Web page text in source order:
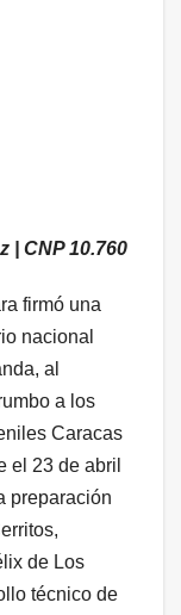
| CNP 10.760
firmó una
nacional
al
a los
Caracas
el 23 de abril
preparación
de Los
técnico de